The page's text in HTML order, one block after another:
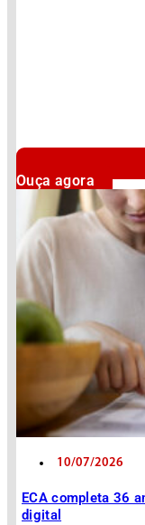
Ouça agora
10/07/2026
ECA completa 36
digital